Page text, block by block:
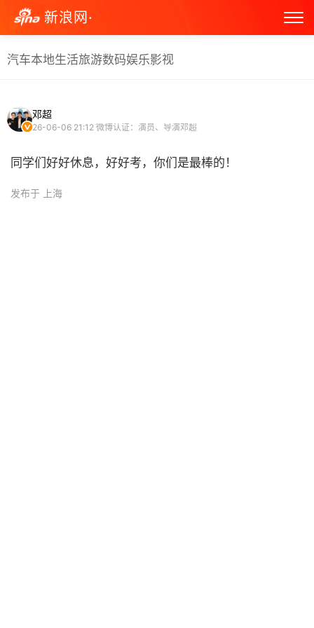
新浪网·
汽车本地生活旅游数码娱乐影视
邓超
26-06-06 21:12 微博认证：演员、导演邓超
同学们好好休息，好好考，你们是最棒的！ ​
发布于 上海